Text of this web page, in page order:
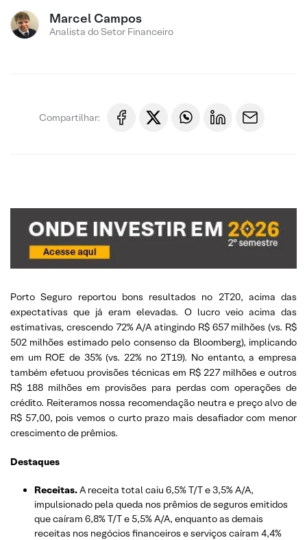
Marcel Campos
Analista do Setor Financeiro
Compartilhar:
Porto Seguro reportou bons resultados no 2T20, acima das
expectativas que já eram elevadas. O lucro veio acima das
estimativas, crescendo 72% A/A atingindo R$ 657 milhões (vs. R$
502 milhões estimado pelo consenso da Bloomberg), implicando
em um ROE de 35% (vs. 22% no 2T19). No entanto, a empresa
também efetuou provisões técnicas em R$ 227 milhões e outros
R$ 188 milhões em provisões para perdas com operações de
crédito. Reiteramos nossa recomendação neutra e preço alvo de
R$ 57,00, pois vemos o curto prazo mais desafiador com menor
crescimento de prêmios.
Destaques
Receitas.A receita total caiu 6,5% T/T e 3,5% A/A,
impulsionado pela queda nos prêmios de seguros emitidos
que caíram 6,8% T/T e 5,5% A/A, enquanto as demais
receitas nos negócios financeiros e serviços caíram 4,4%